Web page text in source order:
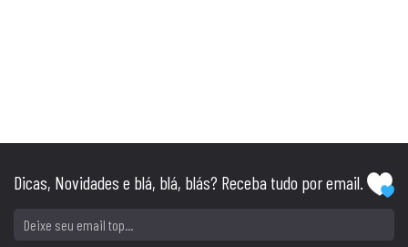
Dicas, Novidades e blá, blá, blás? Receba tudo por email.